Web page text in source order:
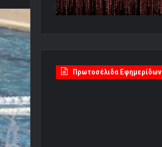
Πρωτοσέλιδα Εφημερίδων